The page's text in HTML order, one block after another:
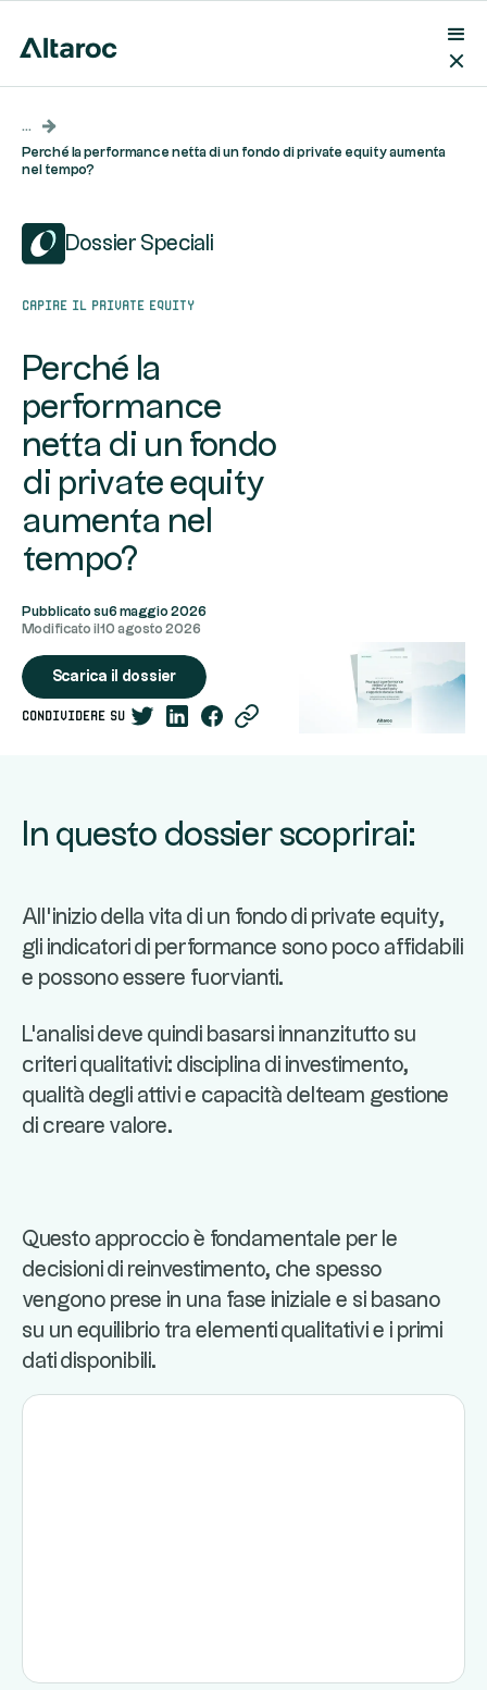
...
Perché la performance netta di un fondo di private equity aumenta
nel tempo?
Dossier Speciali
Capire il private equity
Perché la
performance
netta di un fondo
di private equity
aumenta nel
tempo?
Pubblicato su6 maggio 2026
Modificato il 10 agosto 2026
Scarica il dossier
condividere su
In questo dossier scoprirai:
All'inizio della vita di un fondo di private equity,
gli indicatori di performance sono poco affidabili
e possono essere fuorvianti.
L'analisi deve quindi basarsi innanzitutto su
criteri qualitativi: disciplina di investimento,
qualità degli attivi e capacità delteam gestione
di creare valore.
Questo approccio è fondamentale per le
decisioni di reinvestimento, che spesso
vengono prese in una fase iniziale e si basano
su un equilibrio tra elementi qualitativi e i primi
dati disponibili.